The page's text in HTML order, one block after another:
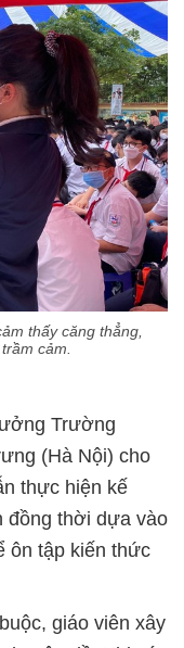
thấy căng thẳng,
cảm.
Trường
(Hà Nội) cho
thực hiện kế
đồng thời dựa vào
ôn tập kiến thức
giáo viên xây